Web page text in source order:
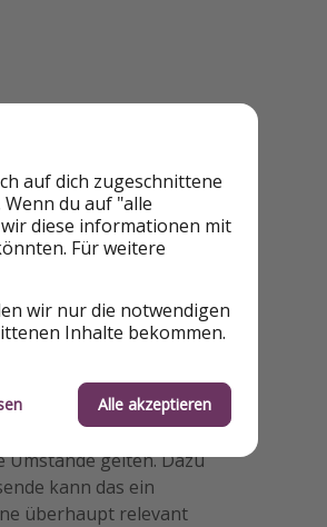
haben. Bei
immer wieder
trotzdem Anspruch
Umstände gelten. Dazu
kann das ein
überhaupt relevant
auf dich zugeschnittene
du auf "alle
diese informationen mit
Für weitere
wir nur die notwendigen
Inhalte bekommen.
Alle akzeptieren